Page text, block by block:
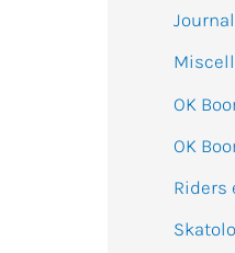
r
Journal
OK
OK
Riders